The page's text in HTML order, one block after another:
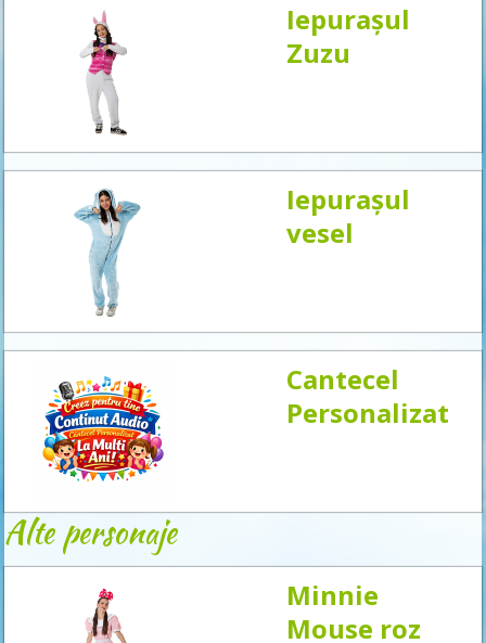
Rezervă
Iepurașul
Zuzu
Iepurașul
vesel
Cantecel
Personalizat
Alte personaje
Minnie
Mouse roz